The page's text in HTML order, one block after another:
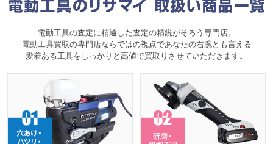
電動工具の査定に精通した査定の精鋭がそろう専門店。
電動工具買取の専門店ならではの視点であなたの右腕とも言える
愛着ある工具をしっかりと高値で買取りさせていただきます。